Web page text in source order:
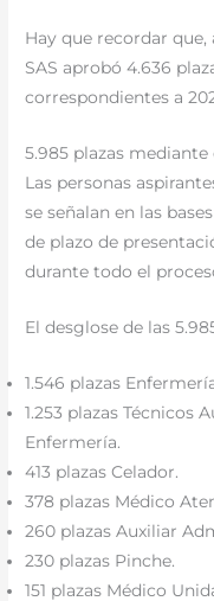
Hay que recordar
SAS aprobó 4.636
correspondientes a
5.985 plazas
Las personas
se señalan en las
de plazo de
durante todo el
El desglose de las
1.546 plazas
1.253 plazas Técnicos
Enfermería.
413 plazas Celador.
378 plazas Médico
260 plazas Auxiliar
230 plazas Pinche.
151 plazas Médico